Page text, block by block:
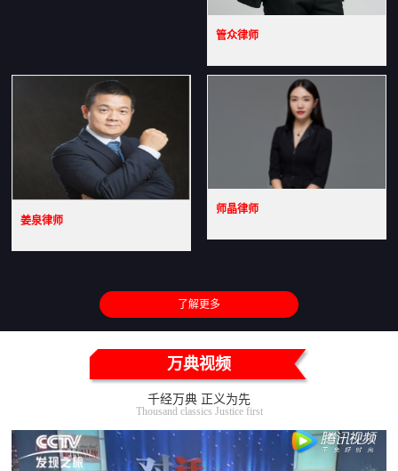
管众律师
姜泉律师
师晶律师
了解更多
万典视频
千经万典 正义为先
Thousand classics Justice first